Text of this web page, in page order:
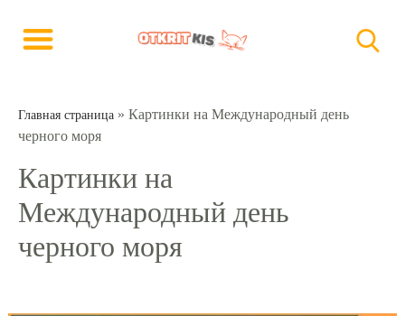
Главная страница » Картинки на Международный день
черного моря
Картинки на
Международный день
черного моря